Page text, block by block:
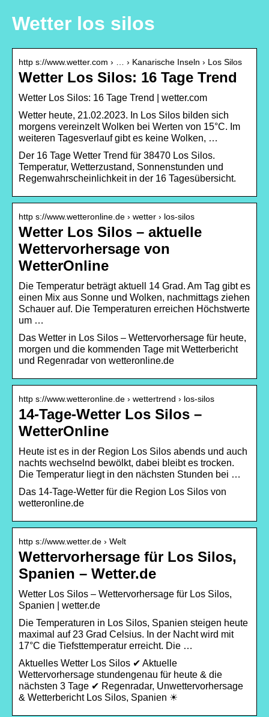
Wetter los silos
http s://www.wetter.com › … › Kanarische Inseln › Los Silos
Wetter Los Silos: 16 Tage Trend
Wetter Los Silos: 16 Tage Trend | wetter.com
Wetter heute, 21.02.2023. In Los Silos bilden sich
morgens vereinzelt Wolken bei Werten von 15°C. Im
weiteren Tagesverlauf gibt es keine Wolken, …
Der 16 Tage Wetter Trend für 38470 Los Silos.
Temperatur, Wetterzustand, Sonnenstunden und
Regenwahrscheinlichkeit in der 16 Tagesübersicht.
http s://www.wetteronline.de › wetter › los-silos
Wetter Los Silos – aktuelle
Wettervorhersage von
WetterOnline
Die Temperatur beträgt aktuell 14 Grad. Am Tag gibt es
einen Mix aus Sonne und Wolken, nachmittags ziehen
Schauer auf. Die Temperaturen erreichen Höchstwerte
um …
Das Wetter in Los Silos – Wettervorhersage für heute,
morgen und die kommenden Tage mit Wetterbericht
und Regenradar von wetteronline.de
http s://www.wetteronline.de › wettertrend › los-silos
14-Tage-Wetter Los Silos –
WetterOnline
Heute ist es in der Region Los Silos abends und auch
nachts wechselnd bewölkt, dabei bleibt es trocken.
Die Temperatur liegt in den nächsten Stunden bei …
Das 14-Tage-Wetter für die Region Los Silos von
wetteronline.de
http s://www.wetter.de › Welt
Wettervorhersage für Los Silos,
Spanien – Wetter.de
Wetter Los Silos – Wettervorhersage für Los Silos,
Spanien | wetter.de
Die Temperaturen in Los Silos, Spanien steigen heute
maximal auf 23 Grad Celsius. In der Nacht wird mit
17°C die Tiefsttemperatur erreicht. Die …
Aktuelles Wetter Los Silos ✔ Aktuelle
Wettervorhersage stundengenau für heute & die
nächsten 3 Tage ✔ Regenradar, Unwettervorhersage
& Wetterbericht Los Silos, Spanien ☀